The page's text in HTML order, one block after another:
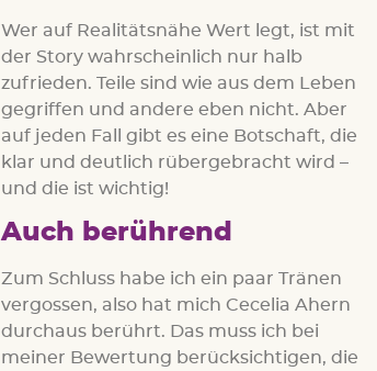
Wer auf Realitätsnähe Wert legt, ist mit
der Story wahrscheinlich nur halb
zufrieden. Teile sind wie aus dem Leben
gegriffen und andere eben nicht. Aber
auf jeden Fall gibt es eine Botschaft, die
klar und deutlich rübergebracht wird –
und die ist wichtig!
Auch berührend
Zum Schluss habe ich ein paar Tränen
vergossen, also hat mich Cecelia Ahern
durchaus berührt. Das muss ich bei
meiner Bewertung berücksichtigen, die